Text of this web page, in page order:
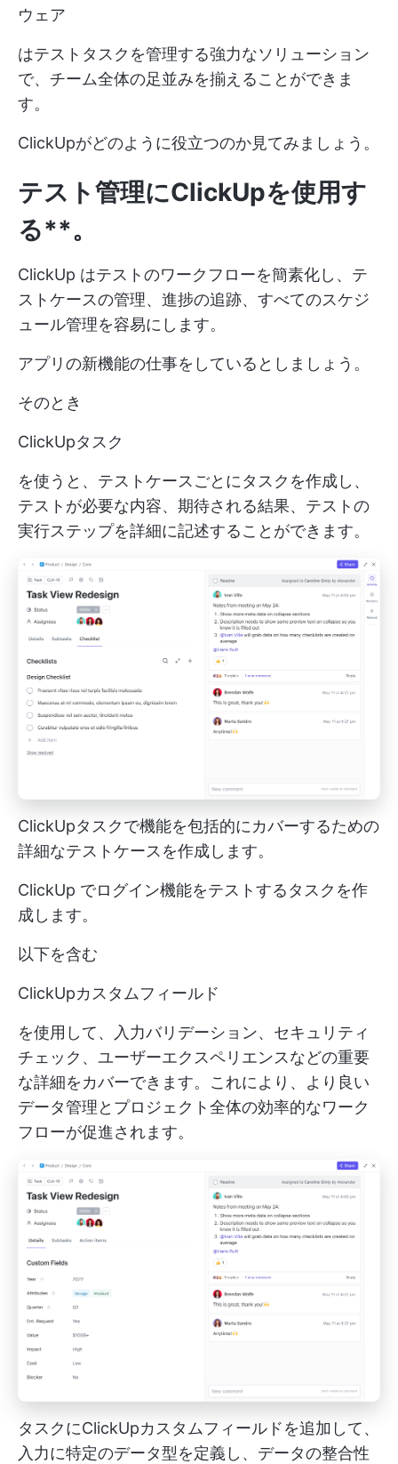
ウェア
はテストタスクを管理する強力なソリューション
で、チーム全体の足並みを揃えることができま
す。
ClickUpがどのように役立つのか見てみましょう。
テスト管理にClickUpを使用す
る**。
ClickUp はテストのワークフローを簡素化し、テ
ストケースの管理、進捗の追跡、すべてのスケジ
ュール管理を容易にします。
アプリの新機能の仕事をしているとしましょう。
そのとき
ClickUpタスク
を使うと、テストケースごとにタスクを作成し、
テストが必要な内容、期待される結果、テストの
実行ステップを詳細に記述することができます。
ClickUpタスクで機能を包括的にカバーするための
詳細なテストケースを作成します。
ClickUp でログイン機能をテストするタスクを作
成します。
以下を含む
ClickUpカスタムフィールド
を使用して、入力バリデーション、セキュリティ
チェック、ユーザーエクスペリエンスなどの重要
な詳細をカバーできます。これにより、より良い
データ管理とプロジェクト全体の効率的なワーク
フローが促進されます。
タスクにClickUpカスタムフィールドを追加して、
入力に特定のデータ型を定義し、データの整合性